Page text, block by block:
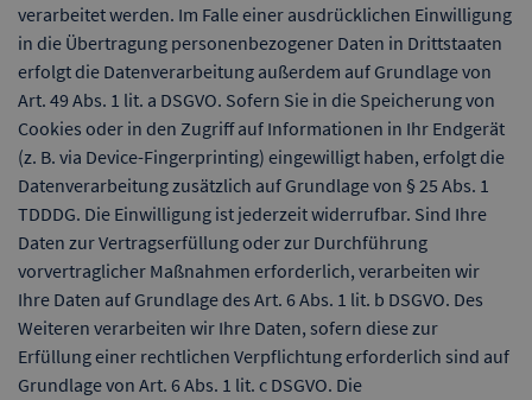
verarbeitet werden. Im Falle einer ausdrücklichen Einwilligung
in die Übertragung personenbezogener Daten in Drittstaaten
erfolgt die Datenverarbeitung außerdem auf Grundlage von
Art. 49 Abs. 1 lit. a DSGVO. Sofern Sie in die Speicherung von
Cookies oder in den Zugriff auf Informationen in Ihr Endgerät
(z. B. via Device-Fingerprinting) eingewilligt haben, erfolgt die
Datenverarbeitung zusätzlich auf Grundlage von § 25 Abs. 1
TDDDG. Die Einwilligung ist jederzeit widerrufbar. Sind Ihre
Daten zur Vertragserfüllung oder zur Durchführung
vorvertraglicher Maßnahmen erforderlich, verarbeiten wir
Ihre Daten auf Grundlage des Art. 6 Abs. 1 lit. b DSGVO. Des
Weiteren verarbeiten wir Ihre Daten, sofern diese zur
Erfüllung einer rechtlichen Verpflichtung erforderlich sind auf
Grundlage von Art. 6 Abs. 1 lit. c DSGVO. Die